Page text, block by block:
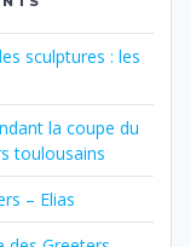
sculptures : les
la coupe du
toulousains
– Elias